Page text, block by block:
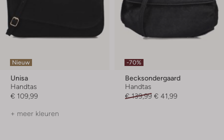
Nieuw
Unisa
Handtas
€ 109,99
+ meer kleuren
-70%
Becksondergaard
Handtas
€ 139,99 € 41,99